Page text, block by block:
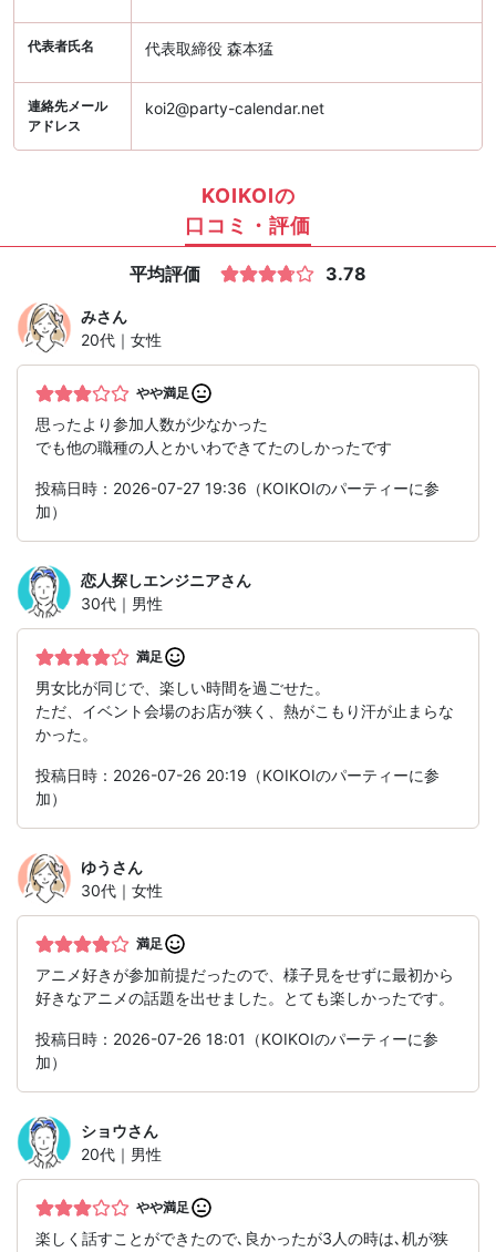
代表者氏名 代表取締役 森本猛
連絡先メール
アドレス
koi2@party-calendar.net
KOIKOIの
口コミ・評価
平均評価 3.78
みさん
20代｜女性
やや満足
思ったより参加人数が少なかった
でも他の職種の人とかいわできてたのしかったです
投稿日時：2026-07-27 19:36（KOIKOIのパーティーに参
加）
恋人探しエンジニアさん
30代｜男性
満足
男女比が同じで、楽しい時間を過ごせた。
ただ、イベント会場のお店が狭く、熱がこもり汗が止まらな
かった。
投稿日時：2026-07-26 20:19（KOIKOIのパーティーに参
加）
ゆう さん
30代｜女性
満足
アニメ好きが参加前提だったので、様子見をせずに最初から
好きなアニメの話題を出せました。とても楽しかったです。
投稿日時：2026-07-26 18:01（KOIKOIのパーティーに参
加）
ショウさん
20代｜男性
やや満足
楽しく話すことができたので､良かったが3人の時は､机が狭